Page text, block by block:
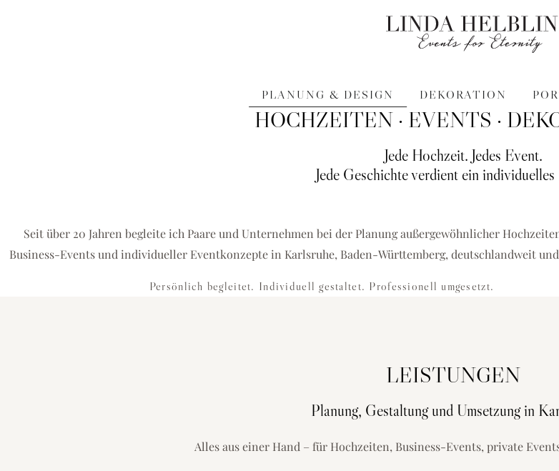
PLANUNG & DESIGN DEKORATION
Hochzeitsplanerin Karlsruhe & Eventagentur für einzigartige Hochzeiten, Business-
BUSINESS-EVENT ANFRAGEN
HOCHZEITEN · EVENTS ·
Jede Hochzeit. Jedes Event.
Jede Geschichte verdient ein
Seit über 20 Jahren begleite ich Paare und Unternehmen bei der Planung außergewöhnlicher
Business-Events und individueller Eventkonzepte in Karlsruhe, Baden-Württemberg, deutschlandweit
Persönlich begleitet. Individuell gestaltet. Professionell umgesetzt.
LEISTUNGEN
Planung, Gestaltung und Umsetzung in
Alles aus einer Hand – für Hochzeiten, Business-Events, private